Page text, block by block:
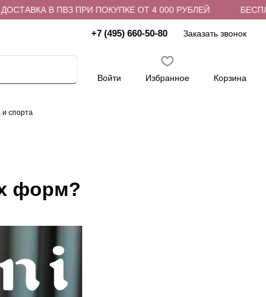
В ПВЗ ПРИ ПОКУПКЕ ОТ 4 000 РУБЛЕЙ
+7 (495) 660-50-80 Заказать звонок
Войти Избранное Корзина
спорта
форм?